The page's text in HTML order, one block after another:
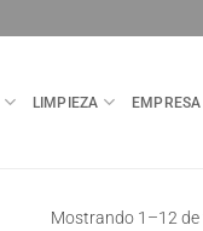
LIMPIEZA EMPRESA
Mostrando 1–12